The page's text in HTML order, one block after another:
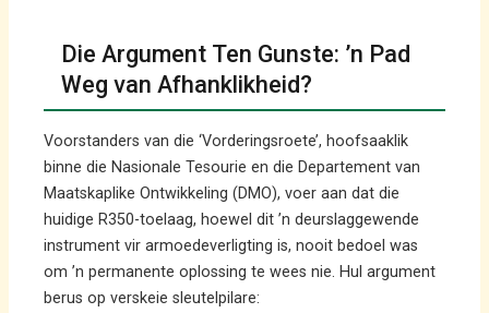
Die Argument Ten Gunste: ’n Pad
Weg van Afhanklikheid?
Voorstanders van die ‘Vorderingsroete’, hoofsaaklik
binne die Nasionale Tesourie en die Departement van
Maatskaplike Ontwikkeling (DMO), voer aan dat die
huidige R350-toelaag, hoewel dit ’n deurslaggewende
instrument vir armoedeverligting is, nooit bedoel was
om ’n permanente oplossing te wees nie. Hul argument
berus op verskeie sleutelpilare: